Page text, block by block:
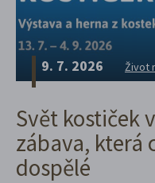
9. 7. 2026 Život
Svět kostiček
zábava, která
dospělé